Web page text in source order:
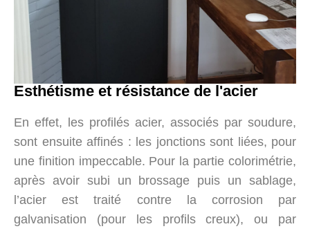
Esthétisme et résistance de l'acier
En effet, les profilés acier, associés par soudure,
sont ensuite affinés : les jonctions sont liées, pour
une finition impeccable. Pour la partie colorimétrie,
après avoir subi un brossage puis un sablage,
l’acier est traité contre la corrosion par
galvanisation (pour les profils creux), ou par